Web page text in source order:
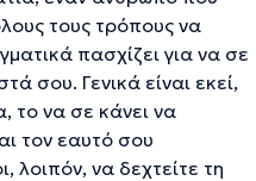
τους τρόπους να
πασχίζει για να σε
σου. Γενικά είναι εκεί,
το να σε κάνει να
τον εαυτό σου
λοιπόν, να δεχτείτε τη